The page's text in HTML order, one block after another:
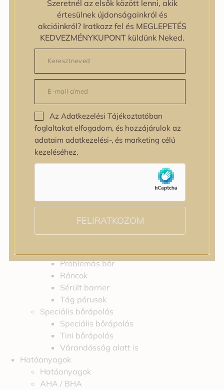
zipiderm
Bőrállapot
Bőrállapot
Bőrtípus
Bőrtípus
Kombinált
Száraz
Zsíros
Bőrprobléma
Bőrprobléma
Bőrpír
Dehidratált bőr
Érzékeny bőr
Fakóság
Problémás bőr
Ráncok
Sérült barrier
Tág pórusok
Speciális bőrápolás
Speciális bőrápolás
Tini bőrápolás
Várandósság alatt is
Hatóanyagok
Hatóanyagok
AHA / BHA
Szeretnél az elsők között lenni, akik
értesülnek újdonságainkról és
akcióinkról? Iratkozz fel és MEGLEPETÉS
KEDVEZMÉNYKUPONT küldünk Neked.
Az Adatkezelési Tájékoztatóban
foglaltakat elfogadom, és hozzájárulok az
adataim adatkezelési-, és marketing célú
kezeléséhez.
FELIRATKOZOM